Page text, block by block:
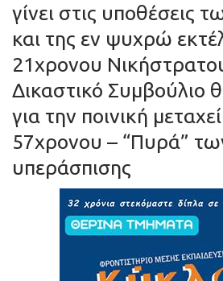
γίνει στις υποθέσεις
και της εν ψυχρώ
21χρονου
Δικαστικό Συμβούλιο
για την ποινική
57χρονου – “Πυρά”
υπεράσπισης